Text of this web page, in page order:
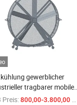
gewerblicher
tragbarer mobiler
Preis:800,00-3.800,00 $